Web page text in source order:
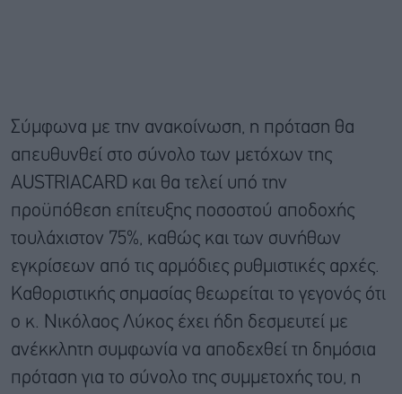
Σύμφωνα με την ανακοίνωση, η πρόταση θα
απευθυνθεί στο σύνολο των μετόχων της
AUSTRIACARD και θα τελεί υπό την
προϋπόθεση επίτευξης ποσοστού αποδοχής
τουλάχιστον 75%, καθώς και των συνήθων
εγκρίσεων από τις αρμόδιες ρυθμιστικές αρχές.
Καθοριστικής σημασίας θεωρείται το γεγονός ότι
ο κ. Νικόλαος Λύκος έχει ήδη δεσμευτεί με
ανέκκλητη συμφωνία να αποδεχθεί τη δημόσια
πρόταση για το σύνολο της συμμετοχής του, η